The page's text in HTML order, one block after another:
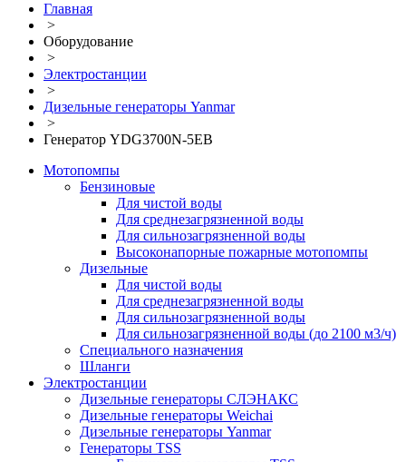
Главная
>
Оборудование
>
Электростанции
>
Дизельные генераторы Yanmar
>
Генератор YDG3700N-5EB
Мотопомпы
Бензиновые
Для чистой воды
Для среднезагрязненной воды
Для сильнозагрязненной воды
Высоконапорные пожарные мотопомпы
Дизельные
Для чистой воды
Для среднезагрязненной воды
Для сильнозагрязненной воды
Для сильнозагрязненной воды (до 2100 м3/ч)
Специального назначения
Шланги
Электростанции
Дизельные генераторы СЛЭНАКС
Дизельные генераторы Weichai
Дизельные генераторы Yanmar
Генераторы TSS